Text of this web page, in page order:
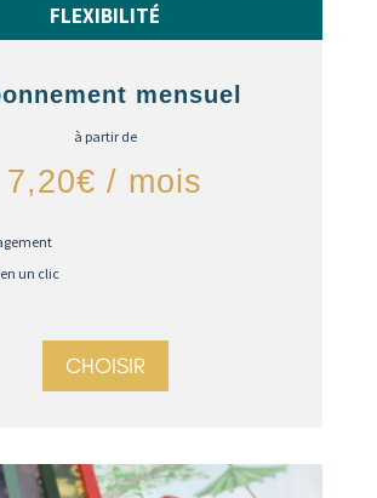
FLEXIBILITÉ
mensuel
à partir de
7,20€ / mois
un clic
CHOISIR